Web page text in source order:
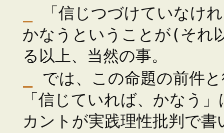
「信じつづけていなけ
かなうということが(それ
る以上、当然の事。
では、この命題の前件
「信じていれば、かなう
カントが実践理性批判で